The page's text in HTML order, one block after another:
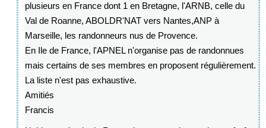
plusieurs en France dont 1 en Bretagne, l'ARNB, celle du
Val de Roanne, ABOLDR'NAT vers Nantes,ANP à
Marseille, les randonneurs nus de Provence.
En Ile de France, l'APNEL n'organise pas de randonnues
mais certains de ses membres en proposent régulièrement.
La liste n'est pas exhaustive.
Amitiés
Francis